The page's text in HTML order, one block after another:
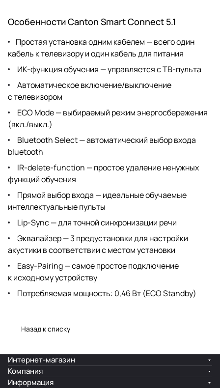
Особенности Canton Smart Connect 5.1
Простая установка одним кабелем — всего один
кабель к телевизору и один кабель для питания
ИК-функция обучения — управляется с ТВ-пульта
Автоматическое включение/выключение
с телевизором
ECO Mode — выбираемый режим энергосбережения
(вкл./выкл.)
Bluetooth Select — автоматический выбор входа
bluetooth
IR-delete-function — простое удаление ненужных
функций обучения
Прямой выбор входа — идеальные обучаемые
интеллектуальные пульты
Lip-Sync — для точной синхронизации речи
Эквалайзер — 3 предустановки для настройки
акустики в соответствии с местом установки
Easy-Pairing — самое простое подключение
к исходному устройству
Потребляемая мощность: 0,46 Вт (ECO Standby)
Назад к списку
Интернет-магазин
Компания
Информация